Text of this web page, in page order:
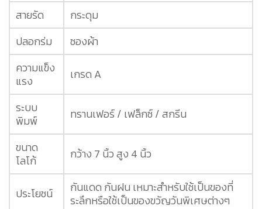
สายรัด
กระดุม
ปลอกร่ม
ซองผ้า
ความแข็ง
แรง
เกรด A
ระบบ
พิมพ์
ทรานเฟอร์ / เฟล็กซ์ / สกรีน
ขนาด
โลโก้
กว้าง 7 นิ้ว สูง 4 นิ้ว
ประโยชน์
กันแดด กันฝน เหมาะสำหรับใช้เป็นของที่
ระลึกหรือใช้เป็นของขวัญวันพิเศษต่างๆ